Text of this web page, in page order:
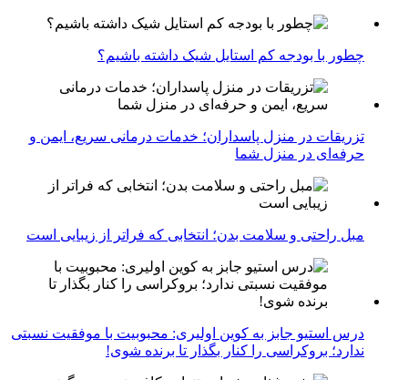
چطور با بودجه کم استایل شیک داشته باشیم؟
تزریقات در منزل پاسداران؛ خدمات درمانی سریع، ایمن و
حرفه‌ای در منزل شما
مبل راحتی و سلامت بدن؛ انتخابی که فراتر از زیبایی است
درس استیو جابز به کوین اولیری: محبوبیت با موفقیت نسبتی
ندارد؛ بروکراسی را کنار بگذار تا برنده شوی!